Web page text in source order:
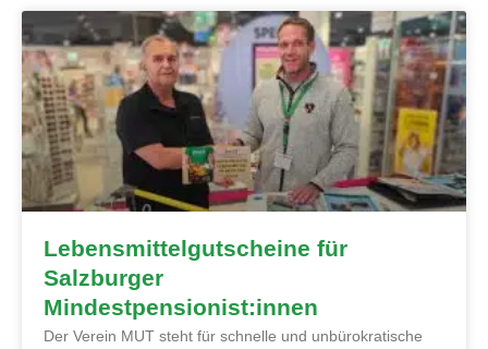
Lebensmittelgutscheine für
Salzburger
Mindestpensionist:innen
Der Verein MUT steht für schnelle und unbürokratische